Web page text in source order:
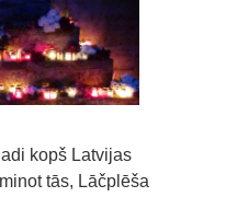
kopš Latvijas
tās, Lāčplēša